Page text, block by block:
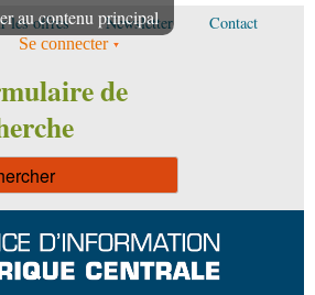
au contenu principal
les offres Newsletter Contact
Se connecter
de